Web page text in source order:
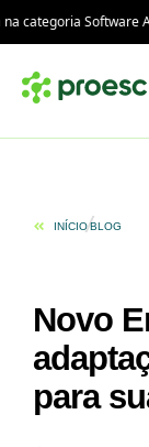
Administrativo!
INÍCIOBLOG
Novo
para